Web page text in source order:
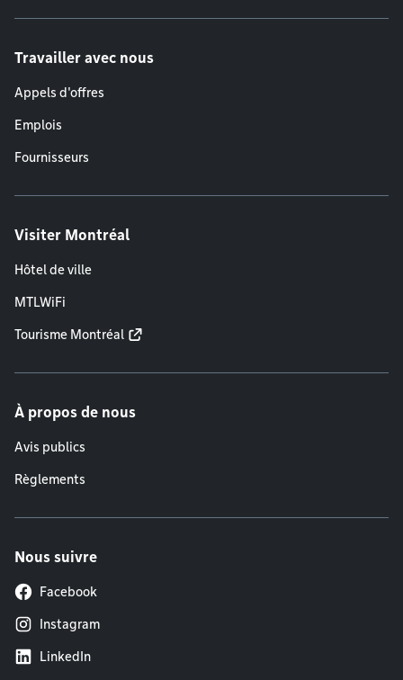
Travailler avec nous
Appels d'offres
Emplois
Fournisseurs
Visiter Montréal
Hôtel de ville
MTLWiFi
Tourisme Montréal
À propos de nous
Avis publics
Règlements
Nous suivre
Facebook
Instagram
LinkedIn